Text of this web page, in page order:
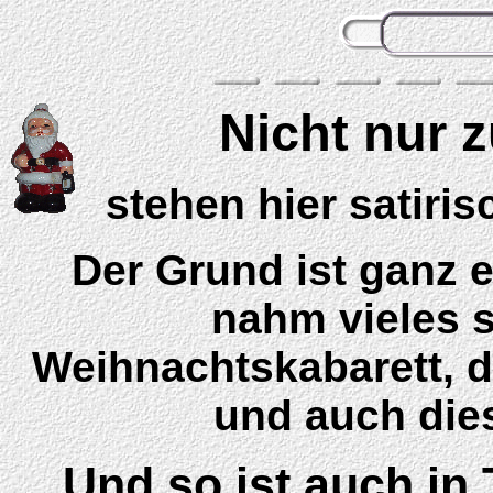
Nicht nur
stehen hier
Der Grund ist ganz
nahm vieles
Weihnachtskabarett,
und auch